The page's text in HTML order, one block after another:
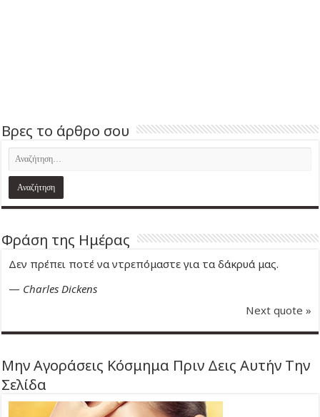
Βρες το άρθρο σου
Φράση της Ημέρας
Δεν πρέπει ποτέ να ντρεπόμαστε για τα δάκρυά μας.
— Charles Dickens
Next quote »
Μην Αγοράσεις Κόσμημα Πριν Δεις Αυτήν Την
Σελίδα